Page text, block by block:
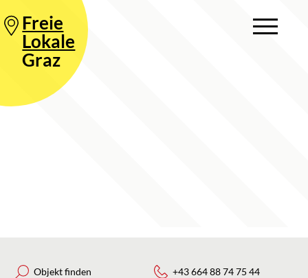
Freie
Lokale
Graz
Objekt finden +43 664 88 74 75 44